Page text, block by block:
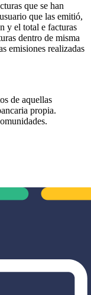
que se han
que las emitió,
y el total e facturas
dentro de misma
emisiones realizadas
de aquellas
propia.